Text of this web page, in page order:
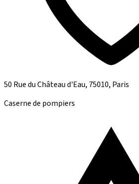
50 Rue du Château d'Eau, 75010, Paris
Caserne de pompiers